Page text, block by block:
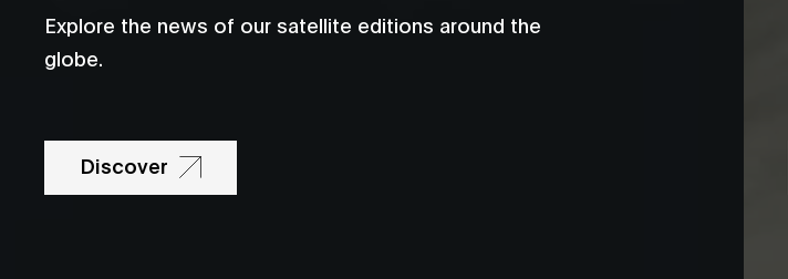
Explore the news of our satellite editions around the
globe.
Discover